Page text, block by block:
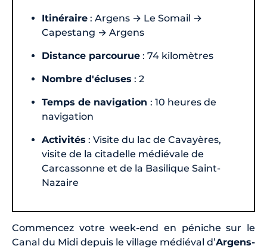
Itinéraire : Argens → Le Somail →
Capestang → Argens
Distance parcourue : 74 kilomètres
Nombre d'écluses : 2
Temps de navigation: 10 heures de
navigation
Activités : Visite du lac de Cavayères,
visite de la citadelle médiévale de
Carcassonne et de la Basilique Saint-
Nazaire
Commencez votre week-end en péniche sur le
Canal du Midi depuis le village médiéval d’Argens-